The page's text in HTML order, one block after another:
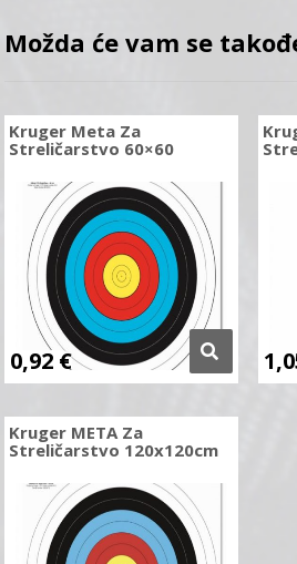
Možda će vam se
Kruger Meta Za
Streličarstvo 60×60
0,92 €
Kruger META Za
Streličarstvo 120x120cm